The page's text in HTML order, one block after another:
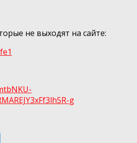
не выходят на сайте:
g